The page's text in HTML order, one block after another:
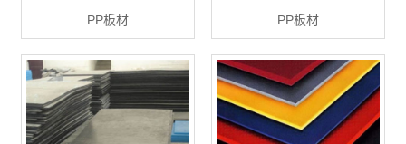
PP板材 PP板材